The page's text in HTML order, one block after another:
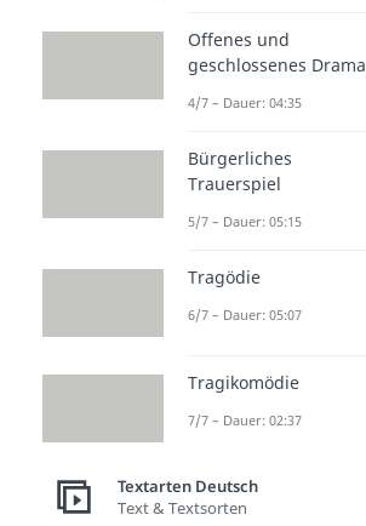
Offenes und
geschlossenes Drama
4/7 – Dauer: 04:35
Bürgerliches
Trauerspiel
5/7 – Dauer: 05:15
Tragödie
6/7 – Dauer: 05:07
Tragikomödie
7/7 – Dauer: 02:37
Textarten Deutsch
Text & Textsorten